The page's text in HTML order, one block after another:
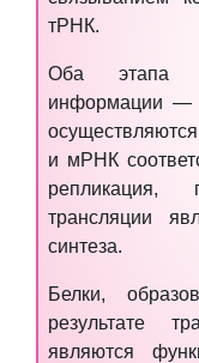
тРНК.
Оба этапа
информации —
и мРНК
репликация,
трансляции
синтеза.
Белки,
результате
являются